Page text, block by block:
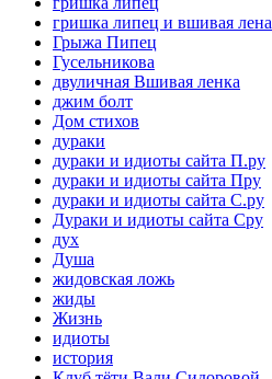
гришка липец и вшивая лена
Грыжа Пипец
Гусельникова
двуличная Вшивая ленка
джим болт
Дом стихов
дураки
дураки и идиоты сайта П.ру
дураки и идиоты сайта Пру
дураки и идиоты сайта С.ру
Дураки и идиоты сайта Сру
дух
Душа
жидовская ложь
жиды
Жизнь
идиоты
история